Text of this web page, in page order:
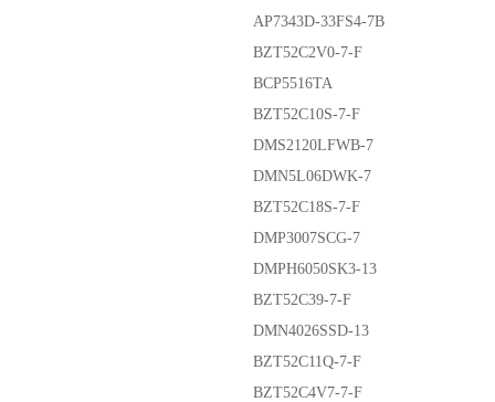
AP7343D-33FS4-7B
BZT52C2V0-7-F
BCP5516TA
BZT52C10S-7-F
DMS2120LFWB-7
DMN5L06DWK-7
BZT52C18S-7-F
DMP3007SCG-7
DMPH6050SK3-13
BZT52C39-7-F
DMN4026SSD-13
BZT52C11Q-7-F
BZT52C4V7-7-F